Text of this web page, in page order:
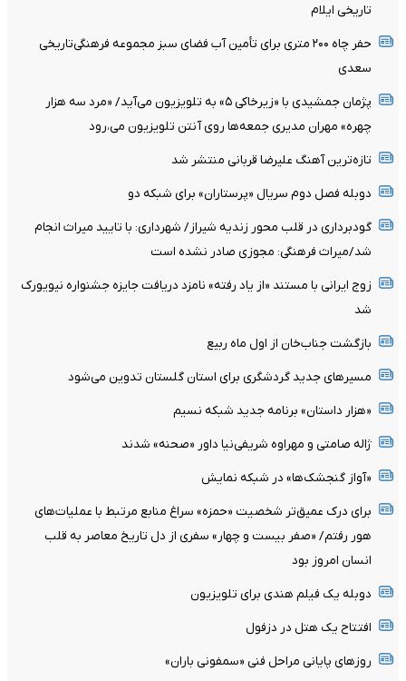
تاریخی ایلام
حفر چاه ۲۰۰ متری برای تأمین آب فضای سبز مجموعه فرهنگی‌تاریخی
سعدی
پژمان جمشیدی با «زیرخاکی ۵» به تلویزیون می‌آید/ «مرد سه هزار
چهره» مهران مدیری جمعه‌ها روی آنتن تلویزیون می‌،رود
تازه‌ترین آهنگ علیرضا قربانی منتشر شد
دوبله فصل دوم سریال «پرستاران» برای شبکه دو
گودبرداری در قلب محور زندیه شیراز/ شهرداری: با تایید میراث انجام
شد/میراث فرهنگی: مجوزی صادر نشده است
زوج ایرانی با مستند «از یاد رفته» نامزد دریافت جایزه جشنواره نیویورک
شد
بازگشت جناب‌خان از اول ماه ربیع
مسیرهای جدید گردشگری برای استان گلستان تدوین می‌شود
«هزار داستان» برنامه جدید شبکه نسیم
ژاله صامتی و مهراوه شریفی‌نیا داور «صحنه» شدند
«آواز گنجشک‌ها» در شبکه نمایش
برای درک عمیق‌تر شخصیت «حمزه» سراغ منابع مرتبط با عملیات‌های
هور رفتم/ «صفر بیست و چهار» سفری از دل تاریخ معاصر به قلب
انسان امروز بود
دوبله یک فیلم هندی برای تلویزیون
افتتاح یک هتل در دزفول
روزهای پایانی مراحل فنی «سمفونی باران»